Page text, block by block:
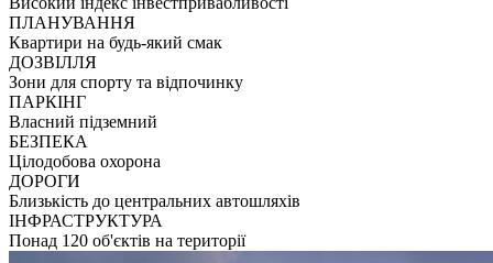
ПЛАНУВАННЯ
Квартири на будь-який смак
ДОЗВІЛЛЯ
Зони для спорту та відпочинку
ПАРКІНГ
Власний підземний
БЕЗПЕКА
Цілодобова охорона
ДОРОГИ
Близькість до центральних автошляхів
ІНФРАСТРУКТУРА
Понад 120 об'єктів на території